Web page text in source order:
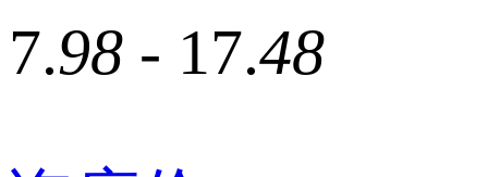
7.98 - 17.48